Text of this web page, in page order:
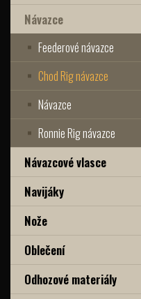
Návazce
Feederové návazce
Chod Rig návazce
Návazce
Ronnie Rig návazce
Návazcové vlasce
Navijáky
Nože
Oblečení
Odhozové materiály